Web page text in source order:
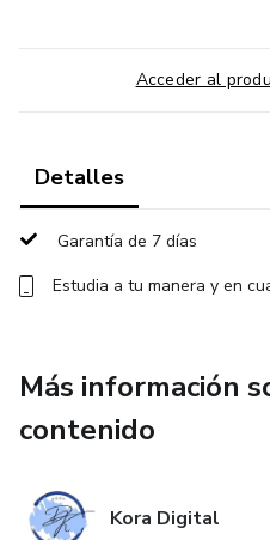
normalmente pierdes el
Crear espacio entre lo que
Atravesar el impulso sin recaer
Recuperar sensación real de
Incluye el sistema
guiados y herramientas
Acceder al
Detalles
Garantía de 7 días
Estudia a tu manera y en
Más información
contenido
Kora Digital